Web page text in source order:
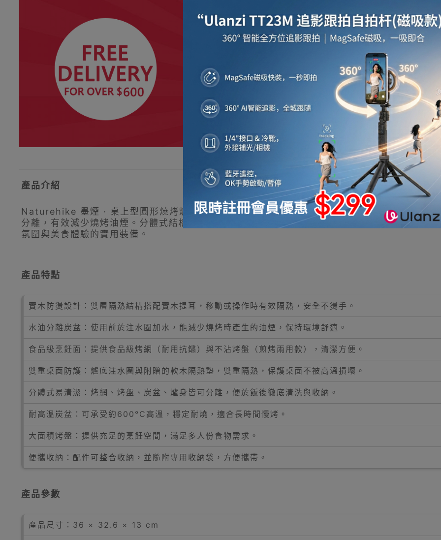
產品介紹
Naturehike 墨煙 · 桌上型圓形燒烤爐，專為戶外慢烤與圍爐煮茶設計。採用實木雙層隔熱提手
分離，有效減少燒烤油煙。分體式結構搭配食品級烤網或不沾烤盤，拆卸清洗方便。大面積烤
氛圍與美食體驗的實用裝備。
產品特點
實木防燙設計：雙層隔熱結構搭配實木提耳，移動或操作時有效隔熱，安全不燙手。
水油分離炭盆：使用前於注水圈加水，能減少燒烤時產生的油煙，保持環境舒適。
食品級烹飪面：提供食品級烤網（耐用抗鏽）與不沾烤盤（煎烤兩用款），清潔方便。
雙重桌面防護：爐底注水圈與附贈的軟木隔熱墊，雙重隔熱，保護桌面不被高溫損壞。
分體式易清潔：烤網、烤盤、炭盆、爐身皆可分離，便於飯後徹底清洗與收納。
耐高溫炭盆：可承受約600°C高溫，穩定耐燒，適合長時間慢烤。
大面積烤盤：提供充足的烹飪空間，滿足多人份食物需求。
便攜收納：配件可整合收納，並隨附專用收納袋，方便攜帶。
產品參數
產品尺寸：36 × 32.6 × 13 cm